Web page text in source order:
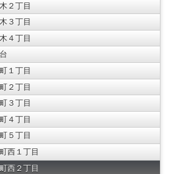
２丁目
３丁目
４丁目
１丁目
２丁目
３丁目
４丁目
５丁目
西１丁目
西２丁目